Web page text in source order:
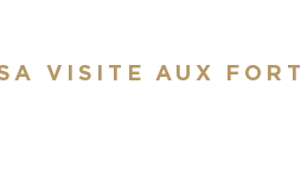
VISITE AUX